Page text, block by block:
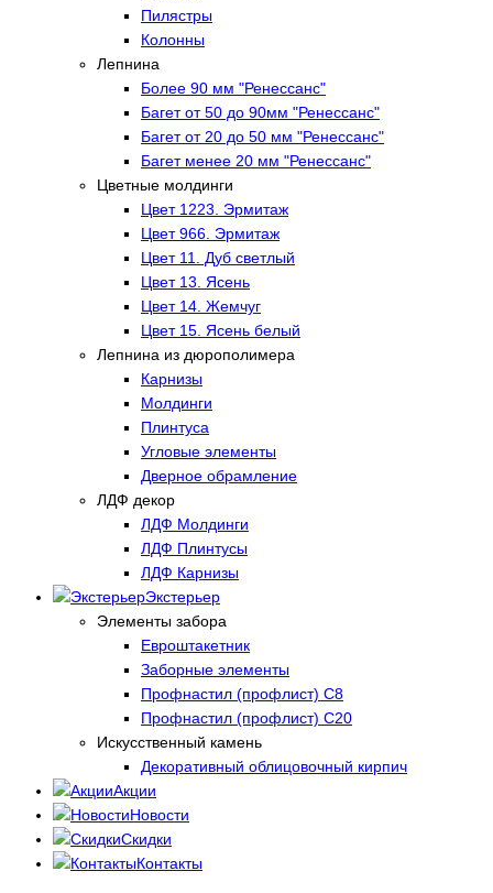
Пилястры
Колонны
Лепнина
Более 90 мм "Ренессанс"
Багет от 50 до 90мм "Ренессанс"
Багет от 20 до 50 мм "Ренессанс"
Багет менее 20 мм "Ренессанс"
Цветные молдинги
Цвет 1223. Эрмитаж
Цвет 966. Эрмитаж
Цвет 11. Дуб светлый
Цвет 13. Ясень
Цвет 14. Жемчуг
Цвет 15. Ясень белый
Лепнина из дюрополимера
Карнизы
Молдинги
Плинтуса
Угловые элементы
Дверное обрамление
ЛДФ декор
ЛДФ Молдинги
ЛДФ Плинтусы
ЛДФ Карнизы
Экстерьер
Элементы забора
Евроштакетник
Заборные элементы
Профнастил (профлист) С8
Профнастил (профлист) С20
Искусственный камень
Декоративный облицовочный кирпич
Акции
Новости
Скидки
Контакты